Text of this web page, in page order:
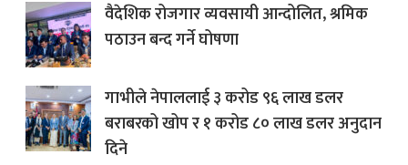
वैदेशिक रोजगार व्यवसायी आन्दोलित, श्रमिक
पठाउन बन्द गर्ने घोषणा
गाभीले नेपाललाई ३ करोड ९६ लाख डलर
बराबरको खोप र १ करोड ८० लाख डलर अनुदान
दिने